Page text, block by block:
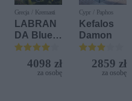
Grecja / Kremasti
LABRAN
DA Blue
Bay
Resort
4098 zł
za osobę
Cypr / Paphos
Kefalos
Damon
2859 zł
za osobę